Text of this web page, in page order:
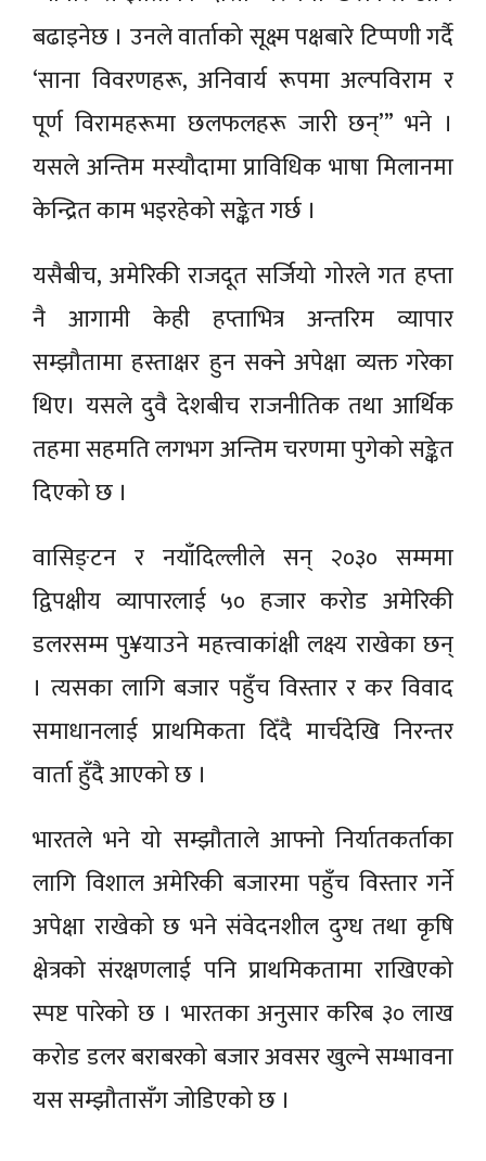
बढाइनेछ । उनले वार्ताको सूक्ष्म पक्षबारे टिप्पणी गर्दै
‘साना विवरणहरू, अनिवार्य रूपमा अल्पविराम र
पूर्ण विरामहरूमा छलफलहरू जारी छन्’” भने ।
यसले अन्तिम मस्यौदामा प्राविधिक भाषा मिलानमा
केन्द्रित काम भइरहेको सङ्केत गर्छ ।
यसैबीच, अमेरिकी राजदूत सर्जियो गोरले गत हप्ता
नै आगामी केही हप्ताभित्र अन्तरिम व्यापार
सम्झौतामा हस्ताक्षर हुन सक्ने अपेक्षा व्यक्त गरेका
थिए। यसले दुवै देशबीच राजनीतिक तथा आर्थिक
तहमा सहमति लगभग अन्तिम चरणमा पुगेको सङ्केत
दिएको छ ।
वासिङ्टन र नयाँदिल्लीले सन् २०३० सम्ममा
द्विपक्षीय व्यापारलाई ५० हजार करोड अमेरिकी
डलरसम्म पु¥याउने महत्त्वाकांक्षी लक्ष्य राखेका छन्
। त्यसका लागि बजार पहुँच विस्तार र कर विवाद
समाधानलाई प्राथमिकता दिँदै मार्चदेखि निरन्तर
वार्ता हुँदै आएको छ ।
भारतले भने यो सम्झौताले आफ्नो निर्यातकर्ताका
लागि विशाल अमेरिकी बजारमा पहुँच विस्तार गर्ने
अपेक्षा राखेको छ भने संवेदनशील दुग्ध तथा कृषि
क्षेत्रको संरक्षणलाई पनि प्राथमिकतामा राखिएको
स्पष्ट पारेको छ । भारतका अनुसार करिब ३० लाख
करोड डलर बराबरको बजार अवसर खुल्ने सम्भावना
यस सम्झौतासँग जोडिएको छ ।